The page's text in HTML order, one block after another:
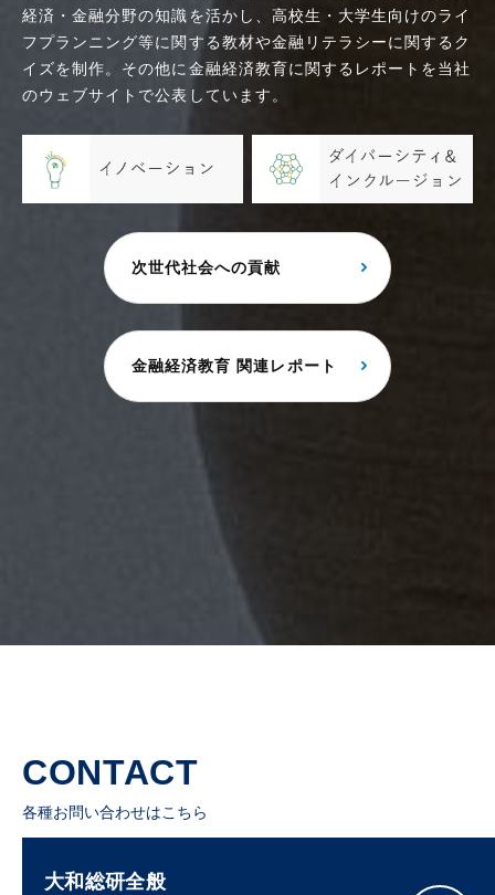
経済・金融分野の知識を活かし、高校生・大学生向けのライ
フプランニング等に関する教材や金融リテラシーに関するク
イズを制作。その他に金融経済教育に関するレポートを当社
のウェブサイトで公表しています。
次世代社会への貢献
金融経済教育 関連レポート
CONTACT
各種お問い合わせはこちら
大和総研全般